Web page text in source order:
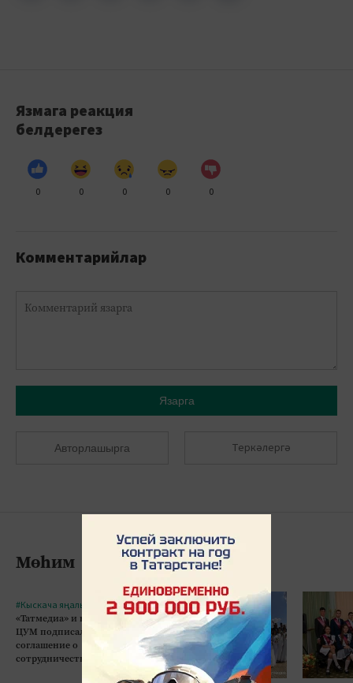
Язмага реакция
белдерегез
0 0 0 0 0
Комментарийлар
Язарга
Авторлашырга Теркәлергә
Мөһим
#Кыскача яңалыклар
«Татмедиа» и казанский
ЦУМ подписали
соглашение о
сотрудничестве